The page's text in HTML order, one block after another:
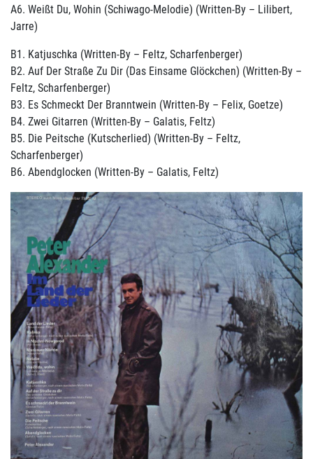
A6. Weißt Du, Wohin (Schiwago-Melodie) (Written-By – Lilibert,
Jarre)
B1. Katjuschka (Written-By – Feltz, Scharfenberger)
B2. Auf Der Straße Zu Dir (Das Einsame Glöckchen) (Written-By –
Feltz, Scharfenberger)
B3. Es Schmeckt Der Branntwein (Written-By – Felix, Goetze)
B4. Zwei Gitarren (Written-By – Galatis, Feltz)
B5. Die Peitsche (Kutscherlied) (Written-By – Feltz,
Scharfenberger)
B6. Abendglocken (Written-By – Galatis, Feltz)